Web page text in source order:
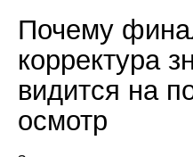
Почему
корректура
видится на
осмотр